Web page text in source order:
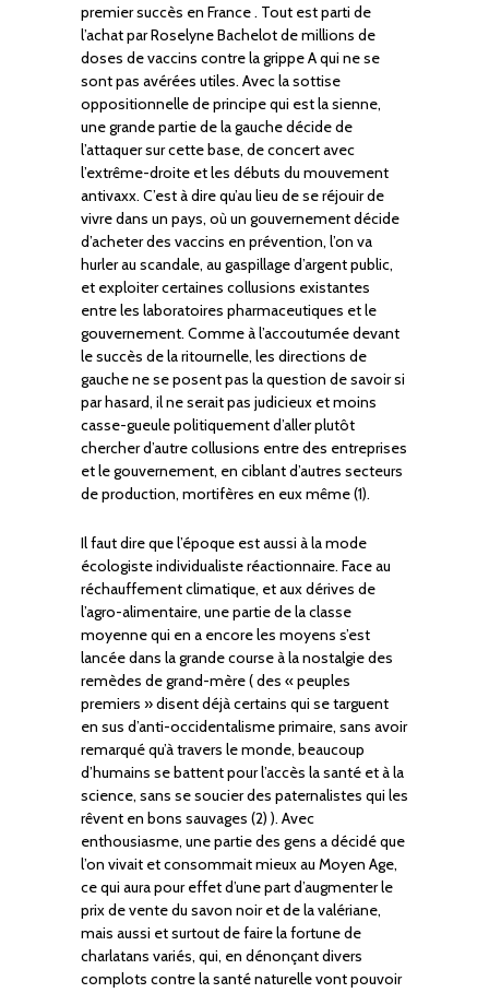
premier succès en France . Tout est parti de
l’achat par Roselyne Bachelot de millions de
doses de vaccins contre la grippe A qui ne se
sont pas avérées utiles. Avec la sottise
oppositionnelle de principe qui est la sienne,
une grande partie de la gauche décide de
l’attaquer sur cette base, de concert avec
l’extrême-droite et les débuts du mouvement
antivaxx. C’est à dire qu’au lieu de se réjouir de
vivre dans un pays, où un gouvernement décide
d’acheter des vaccins en prévention, l’on va
hurler au scandale, au gaspillage d’argent public,
et exploiter certaines collusions existantes
entre les laboratoires pharmaceutiques et le
gouvernement. Comme à l’accoutumée devant
le succès de la ritournelle, les directions de
gauche ne se posent pas la question de savoir si
par hasard, il ne serait pas judicieux et moins
casse-gueule politiquement d’aller plutôt
chercher d’autre collusions entre des entreprises
et le gouvernement, en ciblant d’autres secteurs
de production, mortifères en eux même (1).
Il faut dire que l’époque est aussi à la mode
écologiste individualiste réactionnaire. Face au
réchauffement climatique, et aux dérives de
l’agro-alimentaire, une partie de la classe
moyenne qui en a encore les moyens s’est
lancée dans la grande course à la nostalgie des
remèdes de grand-mère ( des « peuples
premiers » disent déjà certains qui se targuent
en sus d’anti-occidentalisme primaire, sans avoir
remarqué qu’à travers le monde, beaucoup
d’humains se battent pour l’accès la santé et à la
science, sans se soucier des paternalistes qui les
rêvent en bons sauvages (2) ). Avec
enthousiasme, une partie des gens a décidé que
l’on vivait et consommait mieux au Moyen Age,
ce qui aura pour effet d’une part d’augmenter le
prix de vente du savon noir et de la valériane,
mais aussi et surtout de faire la fortune de
charlatans variés, qui, en dénonçant divers
complots contre la santé naturelle vont pouvoir